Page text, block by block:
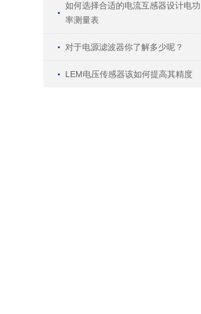
如何选择合适的电流互感器设计电功
率测量表
对于电源滤波器你了解多少呢？
LEM电压传感器该如何提高其精度